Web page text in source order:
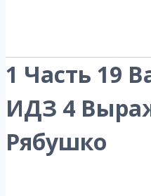
1 Часть 19
ИДЗ 4
Рябушко